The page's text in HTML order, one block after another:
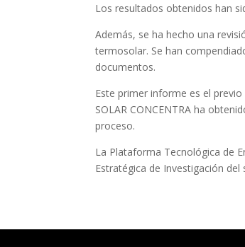
Los resultados obtenidos han
Además, se ha hecho una
termosolar. Se han
documentos.
Este primer informe es el
SOLAR CONCENTRA ha
proceso.
La Plataforma Tecnológica de
Estratégica de Investigación